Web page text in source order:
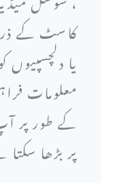
کاسٹ کے
یا دلچسپیوں
معلومات
کے طور پر
پر بڑھا